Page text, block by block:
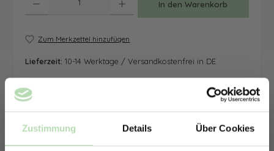
Zustimmung Details Über Cookies
In den Warenkorb
Zum Merkzettel hinzufügen
Lieferzeit: 10-14 Werktage / Versandkostenfrei in DE